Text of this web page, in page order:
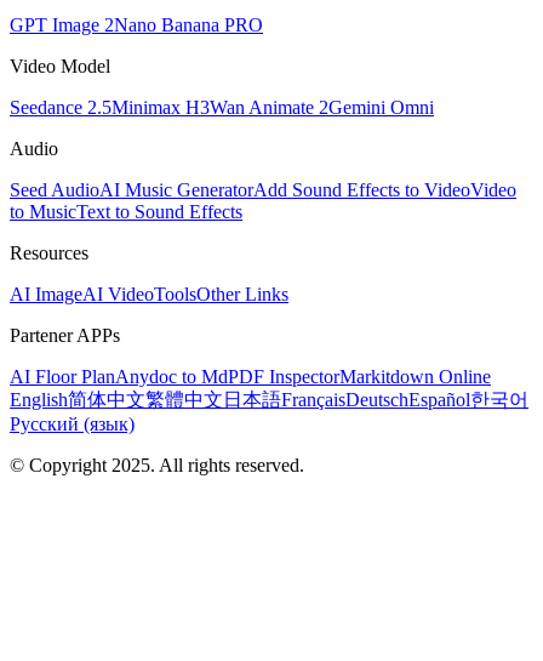
GPT Image 2Nano Banana PRO
Video Model
Seedance 2.5Minimax H3Wan Animate 2Gemini Omni
Audio
Seed AudioAI Music GeneratorAdd Sound Effects to VideoVideo
to MusicText to Sound Effects
Resources
AI ImageAI VideoToolsOther Links
Partener APPs
AI Floor PlanAnydoc to MdPDF InspectorMarkitdown Online
English简体中文繁體中文 日本語FrançaisDeutschEspañol한국어
Русский (язык)
© Copyright 2025. All rights reserved.